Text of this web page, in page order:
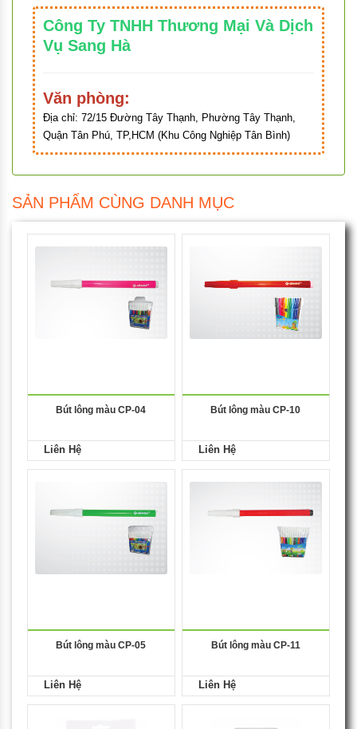
Công Ty TNHH Thương Mại Và Dịch
Vụ Sang Hà
Văn phòng:
Địa chỉ: 72/15 Đường Tây Thạnh, Phường Tây Thạnh,
Quận Tân Phú, TP,HCM (Khu Công Nghiệp Tân Bình)
SẢN PHẨM CÙNG DANH MỤC
Bút lông màu CP-04
Liên Hệ
Bút lông màu CP-10
Liên Hệ
Bút lông màu CP-05
Liên Hệ
Bút lông màu CP-11
Liên Hệ